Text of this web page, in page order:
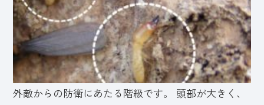
外敵からの防衛にあたる階級です。 頭部が大きく、